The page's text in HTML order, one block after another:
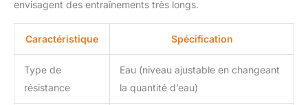
envisagent des entraînements très longs.
Caractéristique Spécification
Type de
résistance
Eau (niveau ajustable en changeant
la quantité d’eau)